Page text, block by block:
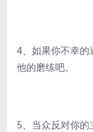
4、如果你不幸
他的磨练吧。
5、当众反对你的